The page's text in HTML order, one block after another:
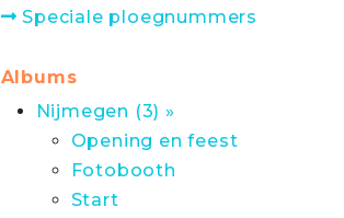
Speciale ploegnummers
Albums
Nijmegen (3) »
Opening en feest
Fotobooth
Start